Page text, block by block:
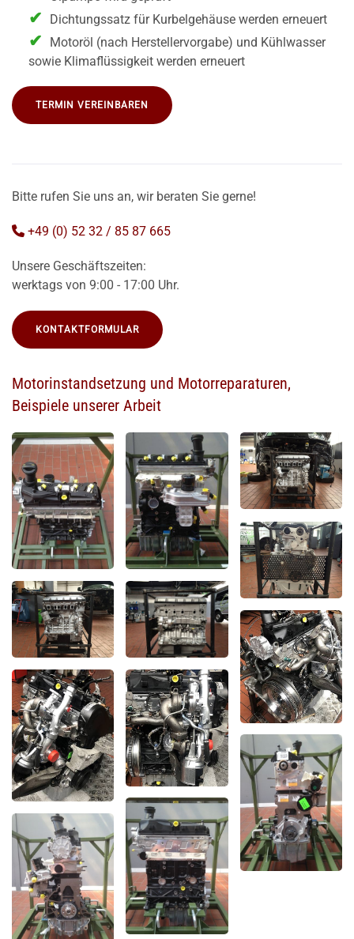
Dichtungssatz für Kurbelgehäuse werden erneuert
Motoröl (nach Herstellervorgabe) und Kühlwasser
sowie Klimaflüssigkeit werden erneuert
TERMIN VEREINBAREN
Bitte rufen Sie uns an, wir beraten Sie gerne!
+49 (0) 52 32 / 85 87 665
Unsere Geschäftszeiten:
werktags von 9:00 - 17:00 Uhr.
KONTAKTFORMULAR
Motorinstandsetzung und Motorreparaturen,
Beispiele unserer Arbeit